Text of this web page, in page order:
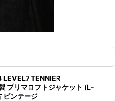
LEVEL7 TENNIER
プリマロフトジャケット (L-
ビンテージ